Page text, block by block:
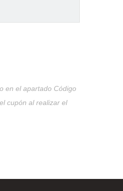
en el apartado Código
cupón al realizar el